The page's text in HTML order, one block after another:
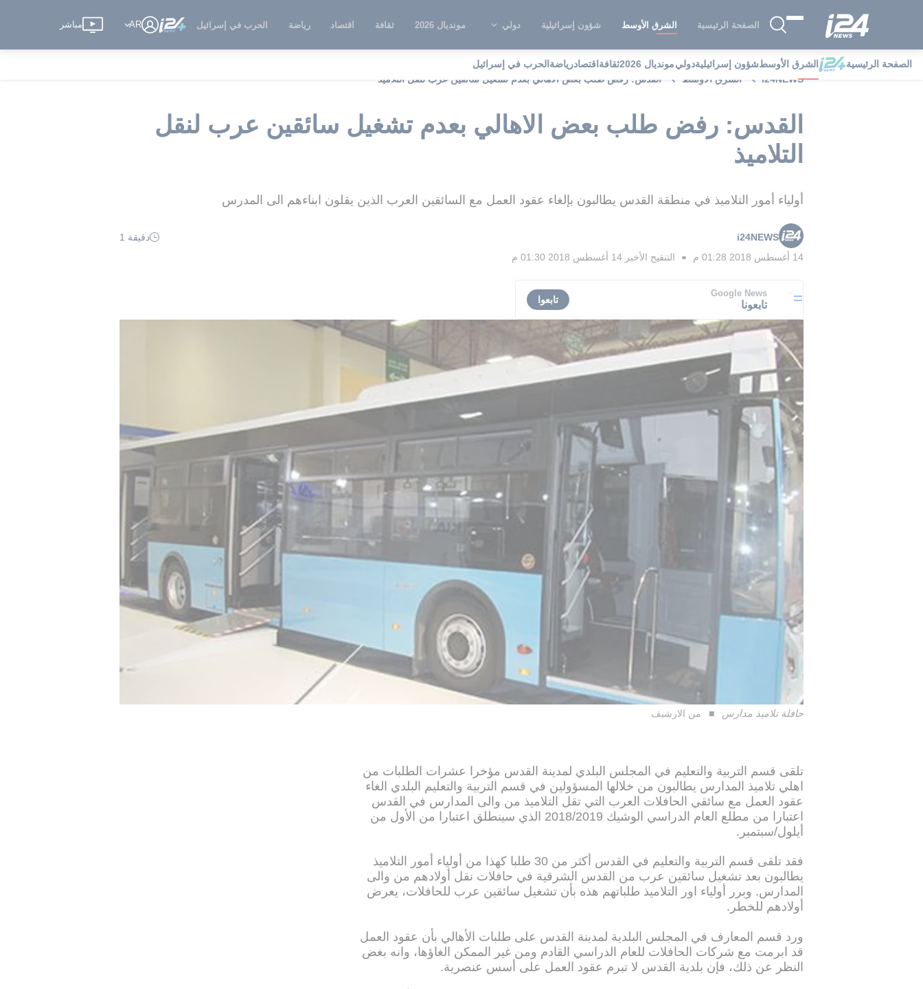
الصفحة الرئيسية الشرق الأوسط شؤون إسرائيلية دولي مونديال 2026 ثقافة اقتصاد رياضة الحرب في إسرائيل AR مباشر
الصفحة الرئيسية الشرق الأوسطشؤون إسرائيليةدوليمونديال 2026 ثقافة اقتصادرياضة الحرب في إسرائيل
i24NEWS
الشرق الأوسط القدس: رفض طلب بعض الاهالي بعدم تشغيل سائقين عرب لنقل التلاميذ
القدس: رفض طلب بعض الاهالي بعدم تشغيل سائقين عرب لنقل
التلاميذ
أولياء أمور التلاميذ في منطقة القدس يطالبون بإلغاء عقود العمل مع السائقين العرب الذين يقلون ابناءهم الى المدرس
i24NEWS
دقيقة 1
14 أغسطس 2018 01:28 م
■ التنقيح الأخير 14 أغسطس 2018 01:30 م
Google News
تابعونا تابعوا
حافلة تلاميذ مدارس من الارشيف
تلقى قسم التربية والتعليم في المجلس البلدي لمدينة القدس مؤخرا عشرات الطلبات من
اهلي تلاميذ المدارس يطالبون من خلالها المسؤولين في قسم التربية والتعليم البلدي الغاء
عقود العمل مع سائقي الحافلات العرب التي تقل التلاميذ من والى المدارس في القدس
اعتبارا من مطلع العام الدراسي الوشيك 2018/2019 الذي سينطلق اعتبارا من الأول من
أيلول/سبتمبر.
فقد تلقى قسم التربية والتعليم في القدس أكثر من 30 طلبا كهذا من أولياء أمور التلاميذ
يطالبون بعد تشغيل سائقين عرب من القدس الشرقية في حافلات نقل أولادهم من والى
المدارس. وبرر أولياء اور التلاميذ طلباتهم هذه بأن تشغيل سائقين عرب للحافلات، يعرض
أولادهم للخطر.
ورد قسم المعارف في المجلس البلدية لمدينة القدس على طلبات الأهالي بأن عقود العمل
قد ابرمت مع شركات الحافلات للعام الدراسي القادم ومن غير الممكن الغاؤها، وانه بغض
النظر عن ذلك، فإن بلدية القدس لا تبرم عقود العمل على أسس عنصرية.